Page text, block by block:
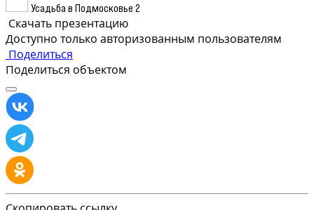
Усадьба в Подмосковье 2
Скачать презентацию
Доступно только авторизованным пользователям
Поделиться
Поделиться объектом